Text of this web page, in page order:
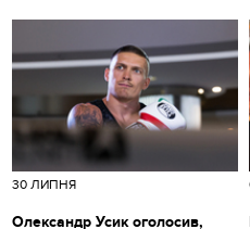
30 ЛИПНЯ
Олександр Усик оголосив,